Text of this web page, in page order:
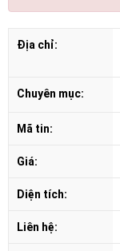
Địa chỉ:
Chuyên mục:
Mã tin:
Giá:
Diện tích:
Liên hệ: